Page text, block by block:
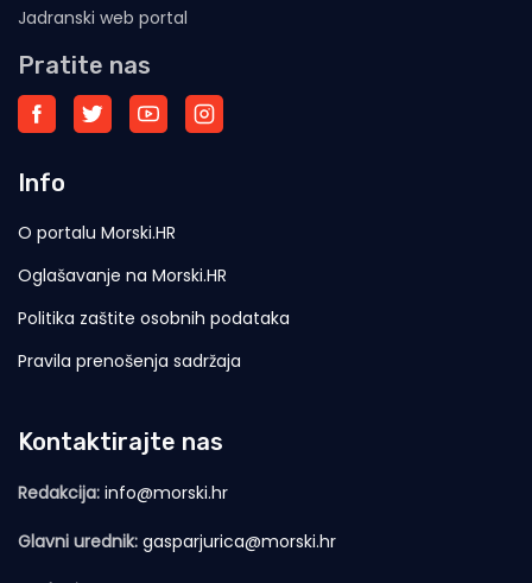
Jadranski web portal
Pratite nas
Info
O portalu Morski.HR
Oglašavanje na Morski.HR
Politika zaštite osobnih podataka
Pravila prenošenja sadržaja
Kontaktirajte nas
Redakcija: info@morski.hr
Glavni urednik: gasparjurica@morski.hr